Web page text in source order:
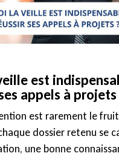
est
appels à projets
est rarement le
dossier retenu se
une bonne